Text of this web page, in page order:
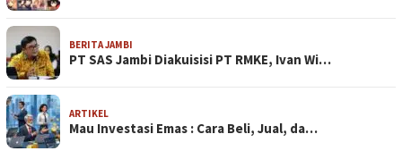
BERITA JAMBI
PT SAS Jambi Diakuisisi PT RMKE, Ivan Wi…
ARTIKEL
Mau Investasi Emas : Cara Beli, Jual, da…